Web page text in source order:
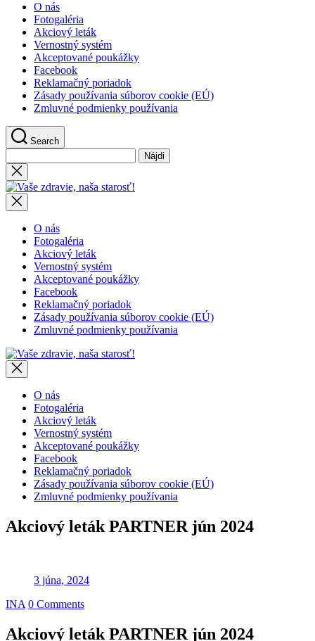
O nás
Fotogaléria
Akciový leták
Vernostný systém
Akceptované poukážky
Facebook
Reklamačný poriadok
Zásady používania súborov cookie (EÚ)
Zmluvné podmienky používania
Search
Close
search
O nás
Fotogaléria
Akciový leták
Vernostný systém
Akceptované poukážky
Facebook
Reklamačný poriadok
Zásady používania súborov cookie (EÚ)
Zmluvné podmienky používania
O nás
Fotogaléria
Akciový leták
Vernostný systém
Akceptované poukážky
Facebook
Reklamačný poriadok
Zásady používania súborov cookie (EÚ)
Zmluvné podmienky používania
Akciový leták PARTNER jún 2024
3 júna, 2024
INA 0 Comments
Akciový leták PARTNER jún 2024